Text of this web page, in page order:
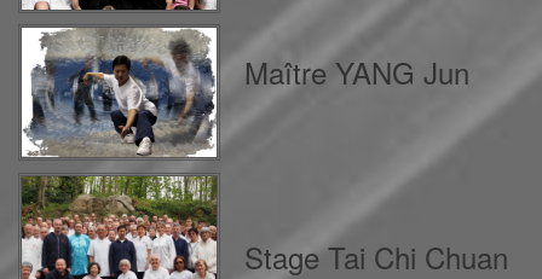
Maître YANG Jun
Stage Tai Chi Chuan